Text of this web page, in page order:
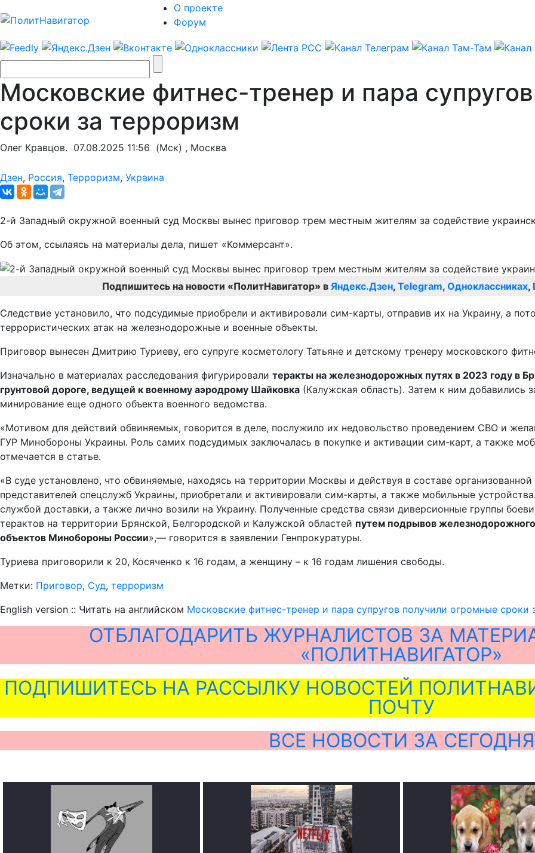
О проекте
Форум
Московские фитнес-тренер и пара
сроки за терроризм
Олег Кравцов. 07.08.2025 11:56 (Мск) , Москва
Дзен, Россия, Терроризм, Украина
2-й Западный окружной военный суд Москвы вынес приговор трем местным жителям за содействие
Об этом, ссылаясь на материалы дела, пишет «Коммерсант».
Подпишитесь на новости «ПолитНавигатор» в Яндекс.Дзен, Telegram, Одноклассниках,
Следствие установило, что подсудимые приобрели и активировали сим-карты, отправив их на Украину, а
террористических атак на железнодорожные и военные объекты.
Приговор вынесен Дмитрию Туриеву, его супруге косметологу Татьяне и детскому тренеру московского
Изначально в материалах расследования фигурировали теракты на железнодорожных путях в 2023 году в
грунтовой дороге, ведущей к военному аэродрому Шайковка (Калужская область). Затем к ним
минирование еще одного объекта военного ведомства.
«Мотивом для действий обвиняемых, говорится в деле, послужило их недовольство проведением СВО и
ГУР Минобороны Украины. Роль самих подсудимых заключалась в покупке и активации сим-карт, а также
отмечается в статье.
«В суде установлено, что обвиняемые, находясь на территории Москвы и действуя в составе
представителей спецслужб Украины, приобретали и активировали сим-карты, а также мобильные
службой доставки, а также лично возили на Украину. Полученные средства связи диверсионные группы
терактов на территории Брянской, Белгородской и Калужской областей путем подрывов
объектов Минобороны России»,— говорится в заявлении Генпрокуратуры.
Туриева приговорили к 20, Косяченко к 16 годам, а женщину – к 16 годам лишения свободы.
Метки: Приговор, Суд, терроризм
English version :: Читать на английском Московские фитнес-тренер и пара супругов получили огромные сроки
ОТБЛАГОДАРИТЬ ЖУРНАЛИСТОВ ЗА
«ПОЛИТНАВИГАТОР»
ПОДПИШИТЕСЬ НА РАССЫЛКУ НОВОСТЕЙ
ПОЧТУ
ВСЕ НОВОСТИ ЗА СЕГОДНЯ